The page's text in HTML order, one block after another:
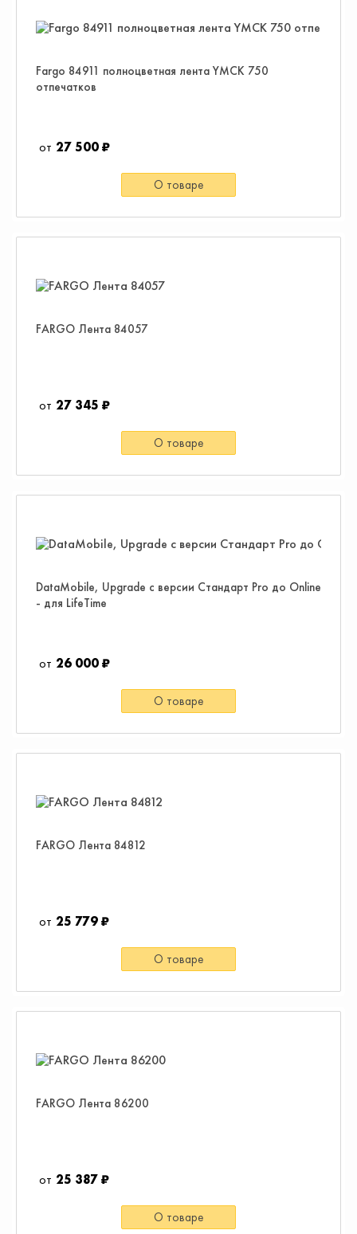
Fargo 84911 полноцветная лента YMCK 750
отпечатков
27 500 ₽
О товаре
FARGO Лента 84057
27 345 ₽
О товаре
DataMobile, Upgrade с версии Стандарт Pro до Online
- для LifeTime
26 000 ₽
О товаре
FARGO Лента 84812
25 779 ₽
О товаре
FARGO Лента 86200
25 387 ₽
О товаре